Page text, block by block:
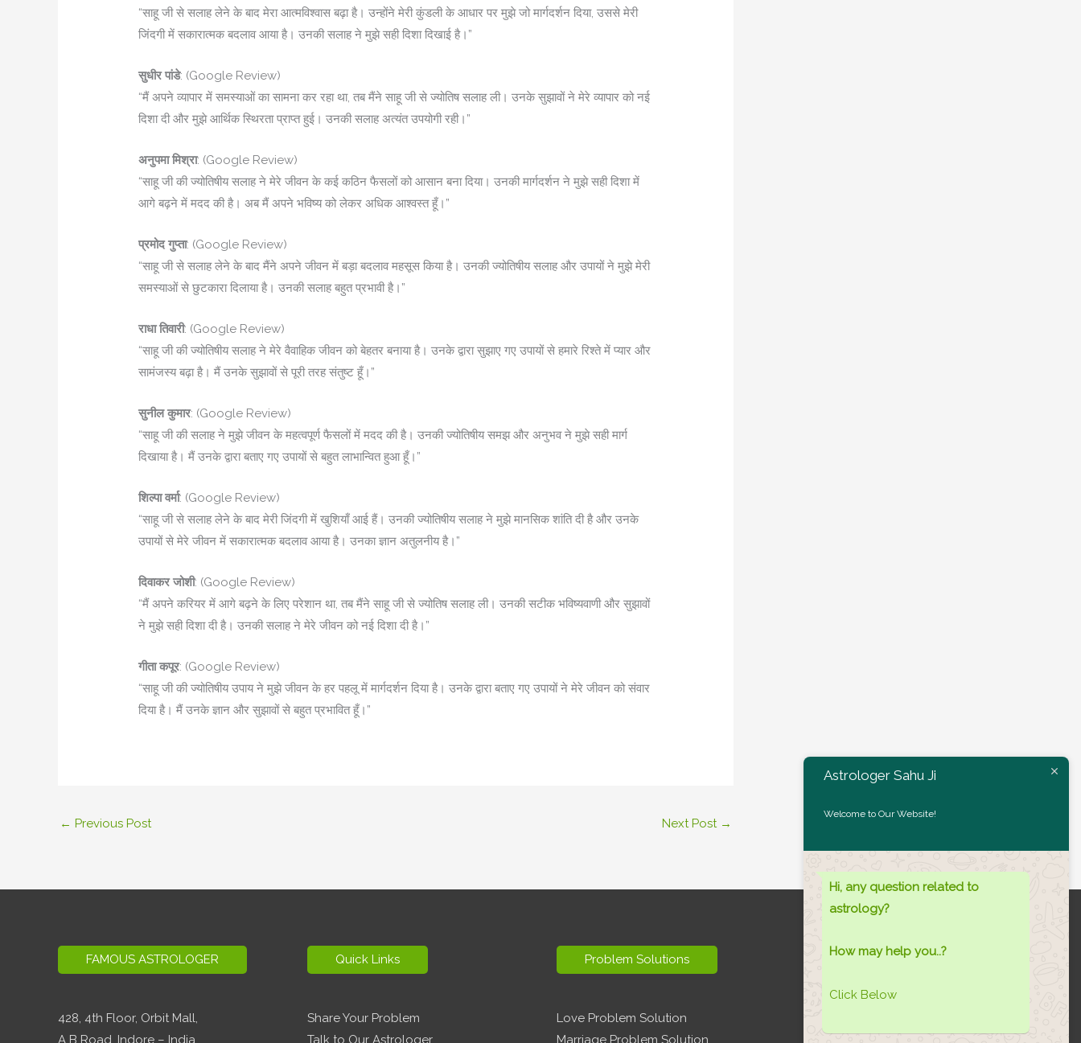
“साहू जी से सलाह लेने के बाद मेरा आत्मविश्वास बढ़ा है। उन्होंने मेरी कुंडली के आधार पर मुझे जो मार्गदर्शन दिया, उससे मेरी
जिंदगी में सकारात्मक बदलाव आया है। उनकी सलाह ने मुझे सही दिशा दिखाई है।”
सुधीर पांडे: (Google Review)
“मैं अपने व्यापार में समस्याओं का सामना कर रहा था, तब मैंने साहू जी से ज्योतिष सलाह ली। उनके सुझावों ने मेरे व्यापार को नई
दिशा दी और मुझे आर्थिक स्थिरता प्राप्त हुई। उनकी सलाह अत्यंत उपयोगी रही।”
अनुपमा मिश्रा: (Google Review)
“साहू जी की ज्योतिषीय सलाह ने मेरे जीवन के कई कठिन फैसलों को आसान बना दिया। उनकी मार्गदर्शन ने मुझे सही दिशा में
आगे बढ़ने में मदद की है। अब मैं अपने भविष्य को लेकर अधिक आश्वस्त हूँ।”
प्रमोद गुप्ता: (Google Review)
“साहू जी से सलाह लेने के बाद मैंने अपने जीवन में बड़ा बदलाव महसूस किया है। उनकी ज्योतिषीय सलाह और उपायों ने मुझे मेरी
समस्याओं से छुटकारा दिलाया है। उनकी सलाह बहुत प्रभावी है।”
राधा तिवारी: (Google Review)
“साहू जी की ज्योतिषीय सलाह ने मेरे वैवाहिक जीवन को बेहतर बनाया है। उनके द्वारा सुझाए गए उपायों से हमारे रिश्ते में प्यार और
सामंजस्य बढ़ा है। मैं उनके सुझावों से पूरी तरह संतुष्ट हूँ।”
सुनील कुमार: (Google Review)
“साहू जी की सलाह ने मुझे जीवन के महत्वपूर्ण फैसलों में मदद की है। उनकी ज्योतिषीय समझ और अनुभव ने मुझे सही मार्ग
दिखाया है। मैं उनके द्वारा बताए गए उपायों से बहुत लाभान्वित हुआ हूँ।”
शिल्पा वर्मा: (Google Review)
“साहू जी से सलाह लेने के बाद मेरी जिंदगी में खुशियाँ आई हैं। उनकी ज्योतिषीय सलाह ने मुझे मानसिक शांति दी है और उनके
उपायों से मेरे जीवन में सकारात्मक बदलाव आया है। उनका ज्ञान अतुलनीय है।”
दिवाकर जोशी: (Google Review)
“मैं अपने करियर में आगे बढ़ने के लिए परेशान था, तब मैंने साहू जी से ज्योतिष सलाह ली। उनकी सटीक भविष्यवाणी और सुझावों
ने मुझे सही दिशा दी है। उनकी सलाह ने मेरे जीवन को नई दिशा दी है।”
गीता कपूर: (Google Review)
“साहू जी की ज्योतिषीय उपाय ने मुझे जीवन के हर पहलू में मार्गदर्शन दिया है। उनके द्वारा बताए गए उपायों ने मेरे जीवन को संवार
दिया है। मैं उनके ज्ञान और सुझावों से बहुत प्रभावित हूँ।”
← Previous Post Next Post →
FAMOUS ASTROLOGER
428, 4th Floor, Orbit Mall,
A B Road, Indore – India
Quick Links
Share Your Problem
Talk to Our Astrologer
Problem Solutions
Love Problem Solution
Marriage Problem Solution
Honoured For The Best
Astrologer Sahu Ji
Welcome to Our Website!
Hi, any question related to
astrology?
How may help you..?
Click Below